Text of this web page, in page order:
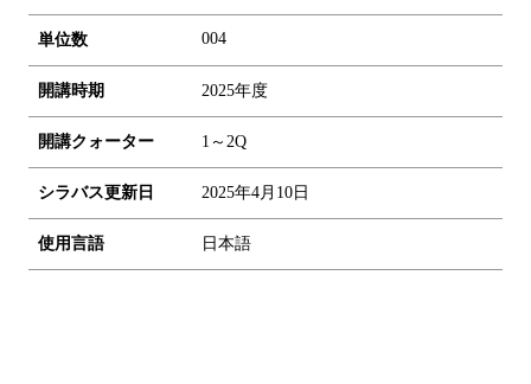
単位数 004
開講時期 2025年度
開講クォーター 1～2Q
シラバス更新日 2025年4月10日
使用言語 日本語